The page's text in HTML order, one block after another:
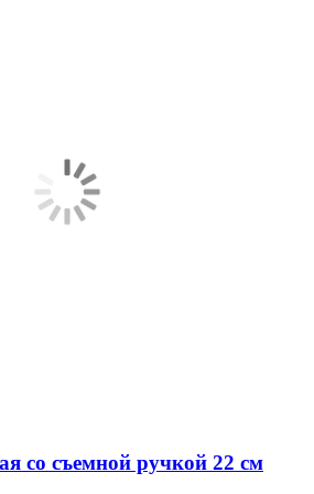
со съемной ручкой 22 см